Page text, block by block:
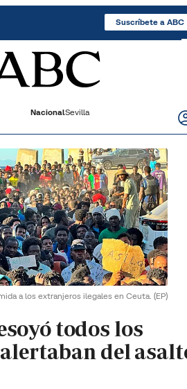
Suscríbete a ABC
NacionalSevilla
a los extranjeros ilegales en Ceuta. (EP)
todos los
del